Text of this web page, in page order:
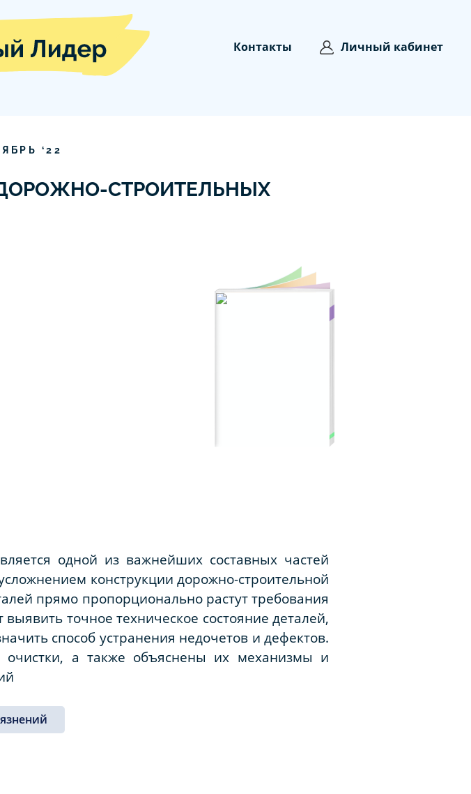
Контакты Личный кабинет
‘22
СТРОИТЕЛЬНЫХ
одной из важнейших составных частей
конструкции дорожно-строительной
прямо пропорционально растут требования
точное техническое состояние деталей,
способ устранения недочетов и дефектов.
очистки, а также объяснены их механизмы и